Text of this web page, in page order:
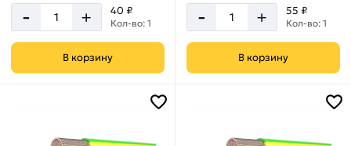
- + 40 ₽
Кол-во: 1
В корзину
- + 55 ₽
Кол-во: 1
В корзину